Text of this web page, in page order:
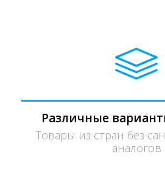
Различные
Товары из стран без
аналогов